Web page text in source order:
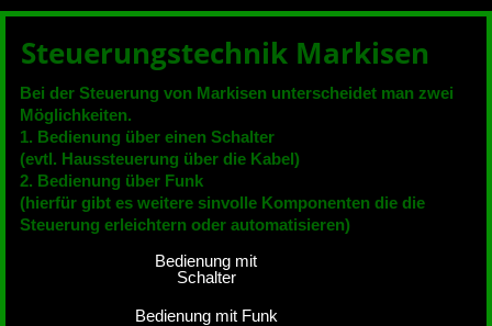
Steuerungstechnik Markisen
Bei der Steuerung von Markisen unterscheidet man zwei
Möglichkeiten.
1. Bedienung über einen Schalter
(evtl. Haussteuerung über die Kabel)
2. Bedienung über Funk
(hierfür gibt es weitere sinvolle Komponenten die die
Steuerung erleichtern oder automatisieren)
Bedienung mit
Schalter
Bedienung mit Funk